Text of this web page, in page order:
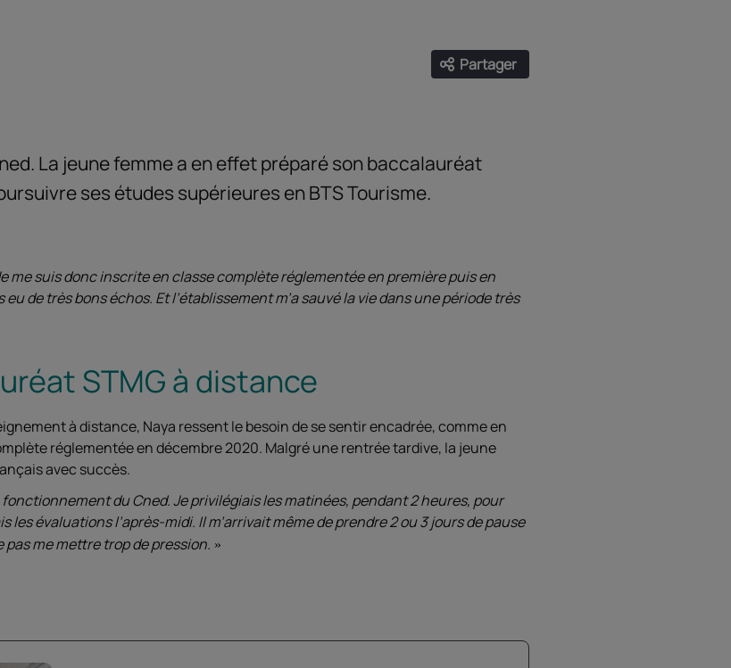
Partager
Ouvrir les liens de partage
La jeune femme a en effet préparé son baccalauréat
ses études supérieures en BTS Tourisme.
me suis donc inscrite en classe complète réglementée en première puis en
eu de très bons échos. Et l’établissement m’a sauvé la vie dans une période très
STMG à distance
à distance, Naya ressent le besoin de se sentir encadrée, comme en
réglementée en décembre 2020. Malgré une rentrée tardive, la jeune
avec succès.
du Cned. Je privilégiais les matinées, pendant 2 heures, pour
les évaluations l’après-midi. Il m’arrivait même de prendre 2 ou 3 jours de pause
pas me mettre trop de pression.